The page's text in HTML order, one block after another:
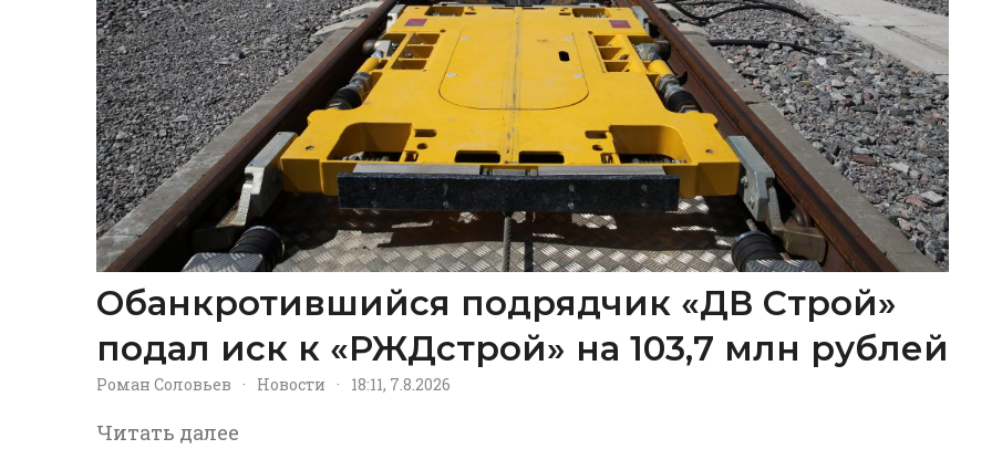
Обанкротившийся подрядчик «ДВ Строй»
подал иск к «РЖДстрой» на 103,7 млн рублей
Роман Соловьев · Новости · 18:11, 7.8.2026
Читать далее